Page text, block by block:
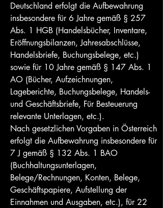
Deutschland erfolgt die Aufbewahrung
insbesondere für 6 Jahre gemäß § 257
Abs. 1 HGB (Handelsbücher, Inventare,
Eröffnungsbilanzen, Jahresabschlüsse,
Handelsbriefe, Buchungsbelege, etc.)
sowie für 10 Jahre gemäß § 147 Abs. 1
AO (Bücher, Aufzeichnungen,
Lageberichte, Buchungsbelege, Handels-
und Geschäftsbriefe, Für Besteuerung
relevante Unterlagen, etc.).
Nach gesetzlichen Vorgaben in Österreich
erfolgt die Aufbewahrung insbesondere für
7 J gemäß § 132 Abs. 1 BAO
(Buchhaltungsunterlagen,
Belege/Rechnungen, Konten, Belege,
Geschäftspapiere, Aufstellung der
Einnahmen und Ausgaben, etc.), für 22